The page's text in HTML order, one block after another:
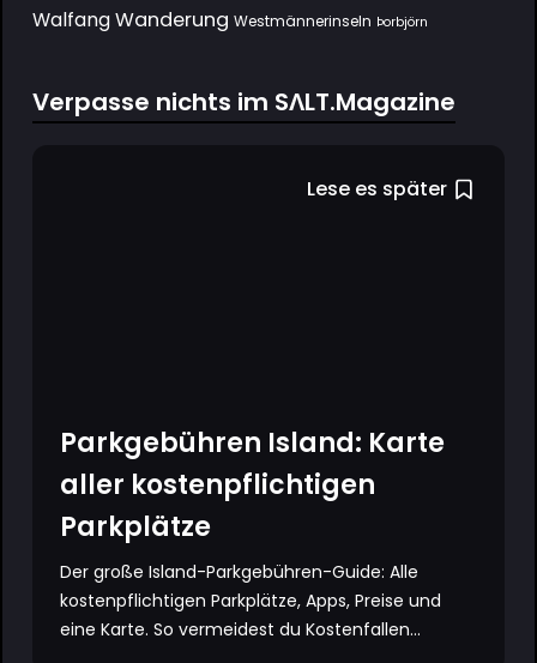
Walfang Wanderung Westmännerinseln Þorbjörn
Verpasse nichts im SΛLT.Magazine
Lese es später
Parkgebühren Island: Karte
aller kostenpflichtigen
Parkplätze
Der große Island-Parkgebühren-Guide: Alle
kostenpflichtigen Parkplätze, Apps, Preise und
eine Karte. So vermeidest du Kostenfallen...